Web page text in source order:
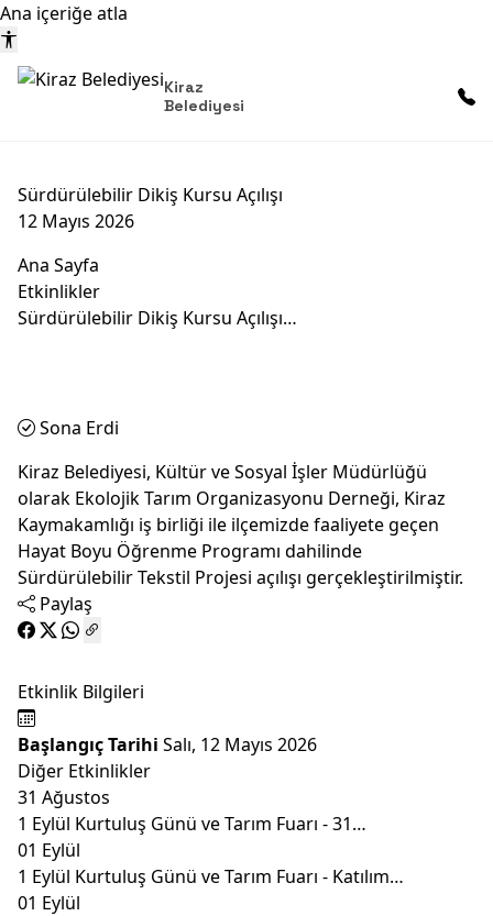
Ana içeriğe atla
Kiraz
Belediyesi
Sürdürülebilir Dikiş Kursu Açılışı
12 Mayıs 2026
Ana Sayfa
Etkinlikler
Sürdürülebilir Dikiş Kursu Açılışı…
Sona Erdi
Kiraz Belediyesi, Kültür ve Sosyal İşler Müdürlüğü
olarak Ekolojik Tarım Organizasyonu Derneği, Kiraz
Kaymakamlığı iş birliği ile ilçemizde faaliyete geçen
Hayat Boyu Öğrenme Programı dahilinde
Sürdürülebilir Tekstil Projesi açılışı gerçekleştirilmiştir.
Paylaş
Etkinlik Bilgileri
Başlangıç Tarihi Salı, 12 Mayıs 2026
Diğer Etkinlikler
31 Ağustos
1 Eylül Kurtuluş Günü ve Tarım Fuarı - 31…
01 Eylül
1 Eylül Kurtuluş Günü ve Tarım Fuarı - Katılım…
01 Eylül